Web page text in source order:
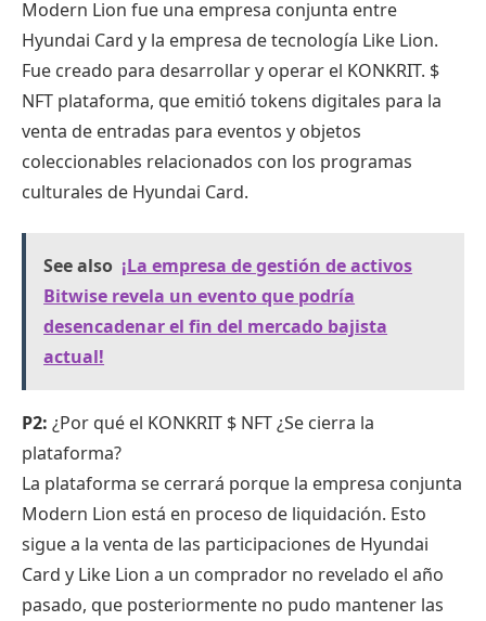
Modern Lion fue una empresa conjunta entre
Hyundai Card y la empresa de tecnología Like Lion.
Fue creado para desarrollar y operar el KONKRIT. $
NFT plataforma, que emitió tokens digitales para la
venta de entradas para eventos y objetos
coleccionables relacionados con los programas
culturales de Hyundai Card.
See also ¡La empresa de gestión de activos
Bitwise revela un evento que podría
desencadenar el fin del mercado bajista
actual!
P2: ¿Por qué el KONKRIT $ NFT¿Se cierra la
plataforma?
La plataforma se cerrará porque la empresa conjunta
Modern Lion está en proceso de liquidación. Esto
sigue a la venta de las participaciones de Hyundai
Card y Like Lion a un comprador no revelado el año
pasado, que posteriormente no pudo mantener las